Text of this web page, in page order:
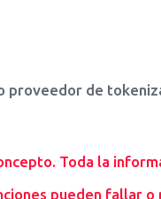
proveedor de
Toda la
pueden fallar o